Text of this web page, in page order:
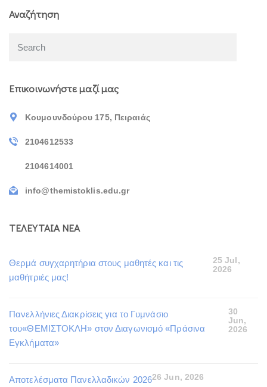
Αναζήτηση
Επικοινωνήστε μαζί μας
Κουμουνδούρου 175, Πειραιάς
2104612533
2104614001
info@themistoklis.edu.gr
ΤΕΛΕΥΤΑΙΑ ΝΕΑ
Θερμά συγχαρητήρια στους μαθητές και τις
μαθήτριές μας!
25 Jul,
2026
Πανελλήνιες Διακρίσεις για το Γυμνάσιο
του«ΘΕΜΙΣΤΟΚΛΗ» στον Διαγωνισμό «Πράσινα
Εγκλήματα»
30
Jun,
2026
Αποτελέσματα Πανελλαδικών 202626 Jun, 2026